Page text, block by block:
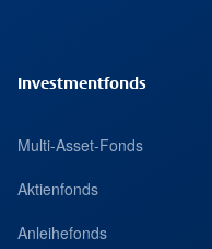
Investmentfonds
Multi-Asset-Fonds
Aktienfonds
Anleihefonds